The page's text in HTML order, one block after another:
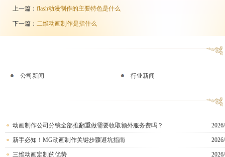
上一篇：flash动漫制作的主要特色是什么
下一篇：二维动画制作是指什么
公司新闻 行业新闻
动画制作公司分镜全部推翻重做需要收取额外服务费吗？
新手必知！MG动画制作关键步骤避坑指南
三维动画定制的优势